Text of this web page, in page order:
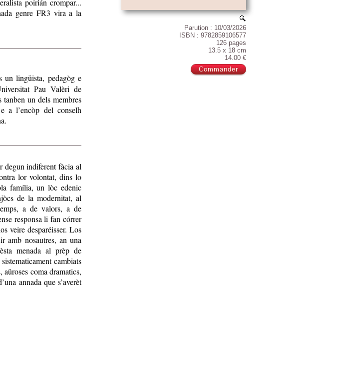
Parution : 10/03/2026
ISBN : 9782859106577
126 pages
13.5 x 18 cm
14.00 €
poirián crompar...
genre FR3 vira a la
un lingüista, pedagòg e
Pau Valèri de
un dels membres
a l’encòp del conselh
degun indiferent fàcia al
lor volontat, dins lo
família, un lòc edenic
de la modernitat, al
a de valors, a de
responsa li fan córrer
veire desparéisser. Los
amb nosautres, an una
menada al prèp de
cambiats
aüroses coma dramatics,
annada que s’averèt